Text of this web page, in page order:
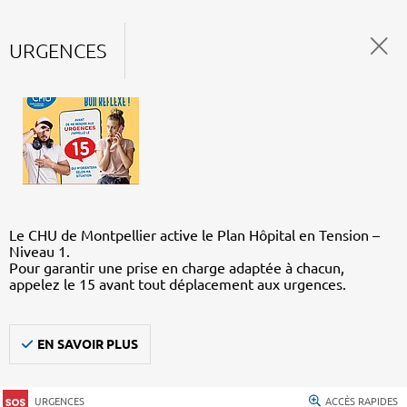
URGENCES
Le CHU de Montpellier active le Plan Hôpital en Tension –
Niveau 1.
Pour garantir une prise en charge adaptée à chacun,
appelez le 15 avant tout déplacement aux urgences.
EN SAVOIR PLUS
URGENCES ACCÈS RAPIDES